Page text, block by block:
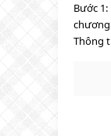
Bước
Thông